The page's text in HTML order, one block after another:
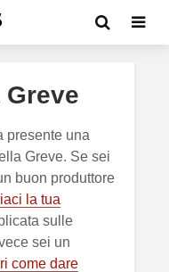
presente una
Greve. Se sei
buon produttore
la tua
sulle
sei un
come dare